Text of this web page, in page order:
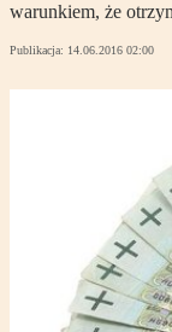
warunkiem, że
Publikacja: 14.06.2016 02:00